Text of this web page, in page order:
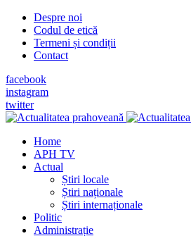
Despre noi
Codul de etică
Termeni și condiții
Contact
facebook
instagram
twitter
Home
APH TV
Actual
Știri locale
Știri naționale
Știri internaționale
Politic
Administrație